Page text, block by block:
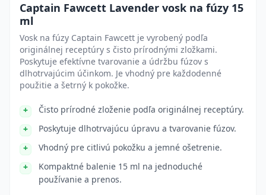
Captain Fawcett Lavender vosk na fúzy 15
ml
Vosk na fúzy Captain Fawcett je vyrobený podľa
originálnej receptúry s čisto prírodnými zložkami.
Poskytuje efektívne tvarovanie a údržbu fúzov s
dlhotrvajúcim účinkom. Je vhodný pre každodenné
použitie a šetrný k pokožke.
Čisto prírodné zloženie podľa originálnej receptúry.
Poskytuje dlhotrvajúcu úpravu a tvarovanie fúzov.
Vhodný pre citlivú pokožku a jemné ošetrenie.
Kompaktné balenie 15 ml na jednoduché
používanie a prenos.